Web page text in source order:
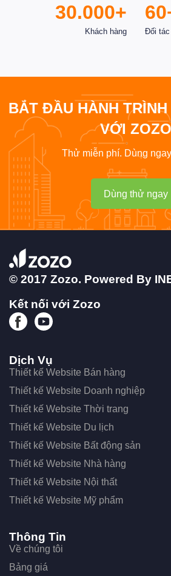
30.000+
Khách hàng Đối tác
BẮT ĐẦU HÀNH
VỚI ZOZO
Thử miễn phí. Dùng
Dùng thử ngay
© 2017 Zozo. Powered By
Kết nối với Zozo
Dịch Vụ
Thiết kế Website Bán hàng
Thiết kế Website Doanh nghiệp
Thiết kế Website Thời trang
Thiết kế Website Du lịch
Thiết kế Website Bất động sản
Thiết kế Website Nhà hàng
Thiết kế Website Nội thất
Thiết kế Website Mỹ phẩm
Thông Tin
Về chúng tôi
Bảng giá